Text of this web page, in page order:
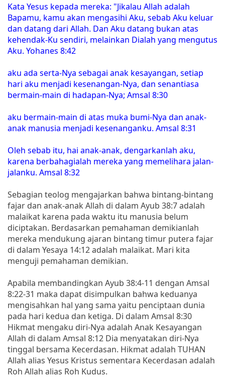
Kata Yesus kepada mereka: "Jikalau Allah adalah
Bapamu, kamu akan mengasihi Aku, sebab Aku keluar
dan datang dari Allah. Dan Aku datang bukan atas
kehendak-Ku sendiri, melainkan Dialah yang mengutus
Aku. Yohanes 8:42
aku ada serta-Nya sebagai anak kesayangan, setiap
hari aku menjadi kesenangan-Nya, dan senantiasa
bermain-main di hadapan-Nya; Amsal 8:30
aku bermain-main di atas muka bumi-Nya dan anak-
anak manusia menjadi kesenanganku. Amsal 8:31
Oleh sebab itu, hai anak-anak, dengarkanlah aku,
karena berbahagialah mereka yang memelihara jalan-
jalanku. Amsal 8:32
Sebagian teolog mengajarkan bahwa bintang-bintang
fajar dan anak-anak Allah di dalam Ayub 38:7 adalah
malaikat karena pada waktu itu manusia belum
diciptakan. Berdasarkan pemahaman demikianlah
mereka mendukung ajaran bintang timur putera fajar
di dalam Yesaya 14:12 adalah malaikat. Mari kita
menguji pemahaman demikian.
Apabila membandingkan Ayub 38:4-11 dengan Amsal
8:22-31 maka dapat disimpulkan bahwa keduanya
mengisahkan hal yang sama yaitu penciptaan dunia
pada hari kedua dan ketiga. Di dalam Amsal 8:30
Hikmat mengaku diri-Nya adalah Anak Kesayangan
Allah di dalam Amsal 8:12 Dia menyatakan diri-Nya
tinggal bersama Kecerdasan. Hikmat adalah TUHAN
Allah alias Yesus Kristus sementara Kecerdasan adalah
Roh Allah alias Roh Kudus.